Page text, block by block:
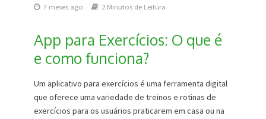
7 meses ago 2 Minutos de Leitura
App para Exercícios: O que é
e como funciona?
Um aplicativo para exercícios é uma ferramenta digital
que oferece uma variedade de treinos e rotinas de
exercícios para os usuários praticarem em casa ou na